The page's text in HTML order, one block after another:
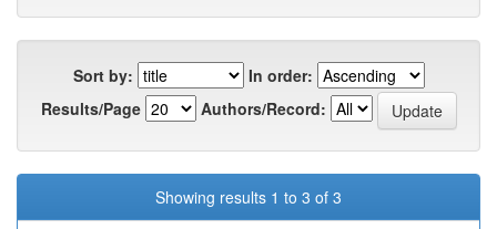
Sort by:
In order:
Results/Page
Authors/Record:
Showing results 1 to 3 of 3